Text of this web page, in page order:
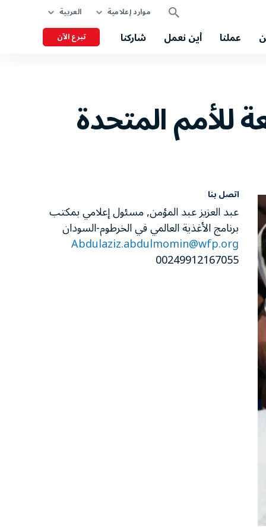
موارد إعلامية العربية
عملنا أين نعمل شاركنا تبرع الآن
للأمم المتحدة
اتصل بنا
عبد العزيز عبد المؤمن, مسئول إعلامي بمكتب
برنامج الأغذية العالمي في الخرطوم-السودان
Abdulaziz.abdulmomin@wfp.org
00249912167055